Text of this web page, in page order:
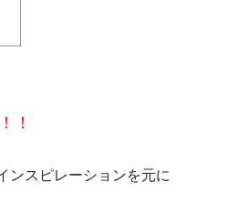
！
ンスピレーションを元に